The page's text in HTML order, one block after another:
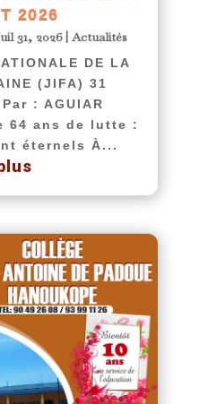
2026
31, 2026|Actualités
DE LA
(JIFA) 31
: AGUIAR
64 ans de lutte :
éternels À...